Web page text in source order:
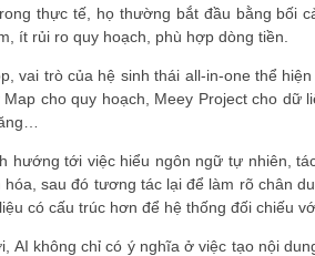
thực tế, họ thường bắt đầu bằng bối
ít rủi ro quy hoạch, phù hợp dòng tiền.
vai trò của hệ sinh thái all-in-one thể
cho quy hoạch, Meey Project cho
hướng tới việc hiểu ngôn ngữ tự nhiên,
sau đó tương tác lại để làm rõ chân
có cấu trúc hơn để hệ thống đối chiếu
AI không chỉ có ý nghĩa ở việc tạo nội